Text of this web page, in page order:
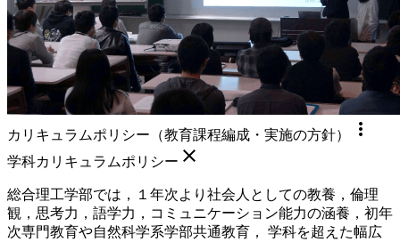
カリキュラムポリシー（教育課程編成・実施の方針） more_vert
学科カリキュラムポリシー close
総合理工学部では，１年次より社会人としての教養，倫理
観，思考力，語学力，コミュニケーション能力の涵養，初年
次専門教育や自然科学系学部共通教育， 学科を超えた幅広